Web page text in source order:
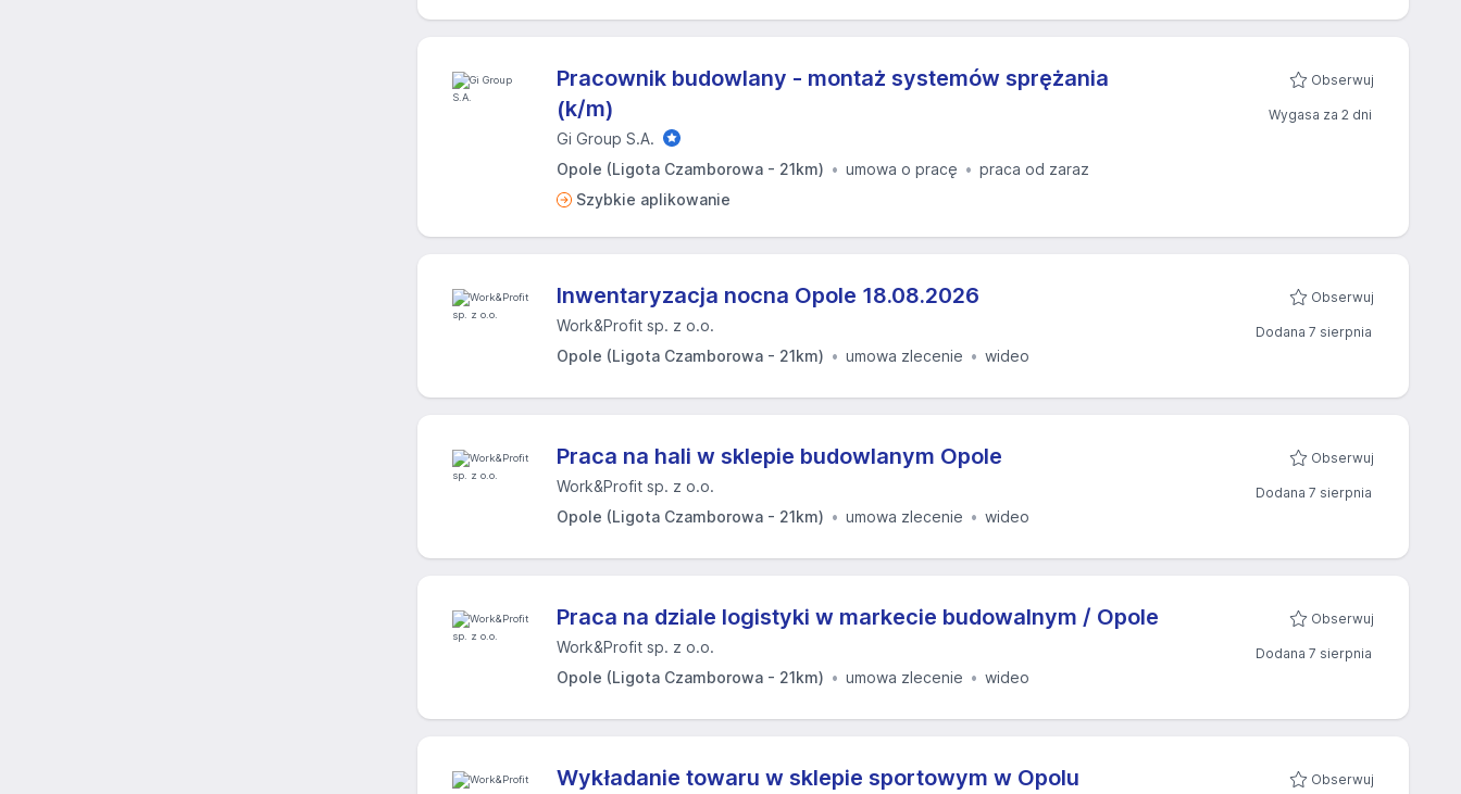
Pracownik budowlany - montaż systemów sprężania
(k/m)
Gi Group S.A.
Opole (Ligota Czamborowa - 21km)
umowa o pracę
praca od zaraz
Szybkie aplikowanie
Obserwuj
Wygasa za 2 dni
Inwentaryzacja nocna Opole 18.08.2026​
Work&Profit sp. z o.o.
Opole (Ligota Czamborowa - 21km)
umowa zlecenie wideo
Obserwuj
Dodana 7 sierpnia
Praca na hali w sklepie budowlanym Opole
Work&Profit sp. z o.o.
Opole (Ligota Czamborowa - 21km)
umowa zlecenie wideo
Obserwuj
Dodana 7 sierpnia
Praca na dziale logistyki w markecie budowalnym / Opole
Work&Profit sp. z o.o.
Opole (Ligota Czamborowa - 21km)
umowa zlecenie wideo
Obserwuj
Dodana 7 sierpnia
Wykładanie towaru w sklepie sportowym w Opolu Obserwuj